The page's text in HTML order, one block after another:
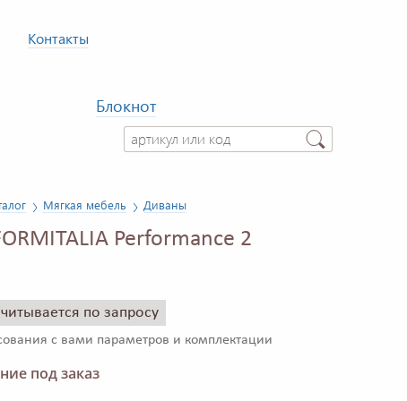
Контакты
Блокнот
Мягкая мебель Диваны
Performance 2
по запросу
с вами параметров и комплектации
под заказ